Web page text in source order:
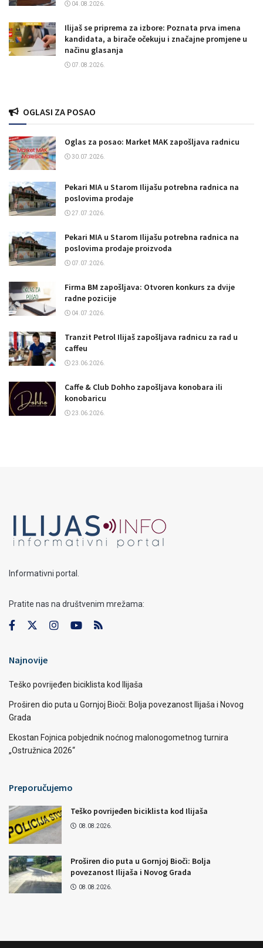
04.08.2026.
Ilijaš se priprema za izbore: Poznata prva imena
kandidata, a birače očekuju i značajne promjene u
načinu glasanja
07.08.2026.
OGLASI ZA POSAO
Oglas za posao: Market MAK zapošljava radnicu
30.07.2026.
Pekari MIA u Starom Ilijašu potrebna radnica na
poslovima prodaje
27.07.2026.
Pekari MIA u Starom Ilijašu potrebna radnica na
poslovima prodaje proizvoda
07.07.2026.
Firma BM zapošljava: Otvoren konkurs za dvije
radne pozicije
04.07.2026.
Tranzit Petrol Ilijaš zapošljava radnicu za rad u
caffeu
23.06.2026.
Caffe & Club Dohho zapošljava konobara ili
konobaricu
23.06.2026.
Informativni portal.
Pratite nas na društvenim mrežama:
Najnovije
Teško povrijeđen biciklista kod Ilijaša
Proširen dio puta u Gornjoj Bioči: Bolja povezanost Ilijaša i Novog
Grada
Ekostan Fojnica pobjednik noćnog malonogometnog turnira
„Ostružnica 2026“
Preporučujemo
Teško povrijeđen biciklista kod Ilijaša
08.08.2026.
Proširen dio puta u Gornjoj Bioči: Bolja
povezanost Ilijaša i Novog Grada
08.08.2026.